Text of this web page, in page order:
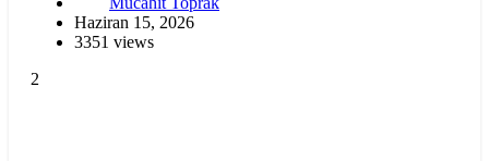
Haziran 15, 2026
3351 views
2